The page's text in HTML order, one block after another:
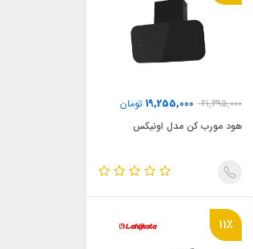
21,395,000
19,255,000 تومان
هود مورب کن مدل اونیکس
11٪